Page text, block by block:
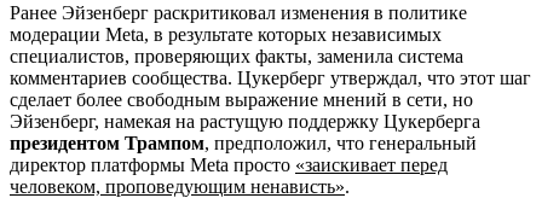
Ранее Эйзенберг раскритиковал изменения в политике
модерации Meta, в результате которых независимых
специалистов, проверяющих факты, заменила система
комментариев сообщества. Цукерберг утверждал, что этот шаг
сделает более свободным выражение мнений в сети, но
Эйзенберг, намекая на растущую поддержку Цукерберга
президентом Трампом, предположил, что генеральный
директор платформы Meta просто «заискивает перед
человеком, проповедующим ненависть».